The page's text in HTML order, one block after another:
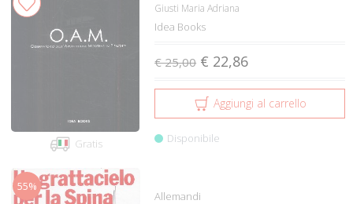
Gratis
Giusti Maria Adriana
Idea Books
€ 25,00 € 22,86
Aggiungi al carrello
Disponibile
55%
Allemandi